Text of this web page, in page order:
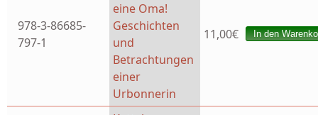
978-3-86685-
797-1
eine Oma!
Geschichten
und
Betrachtungen
einer
Urbonnerin
11,00€